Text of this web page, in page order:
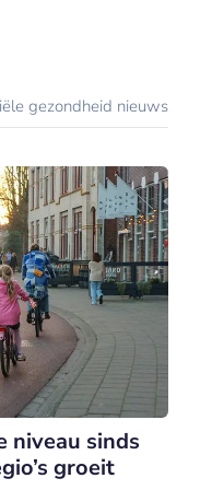
gezondheid nieuws
niveau sinds
groeit